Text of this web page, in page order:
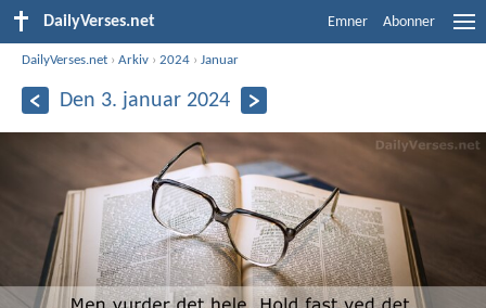
DailyVerses.net Emner Abonner
DailyVerses.net ›Arkiv ›2024 ›Januar
Den 3. januar 2024